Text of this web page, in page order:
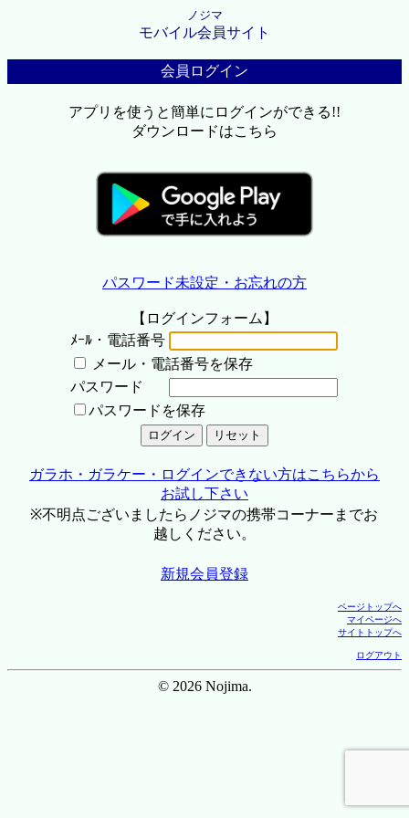
ノジマ
モバイル会員サイト
会員ログイン
アプリを使うと簡単にログインができる!!
ダウンロードはこちら
パスワード未設定・お忘れの方
【ログインフォーム】
ﾒｰﾙ・電話番号
メール・電話番号を保存
パスワード
パスワードを保存
ガラホ・ガラケー・ログインできない方はこちらから
お試し下さい
※不明点ございましたらノジマの携帯コーナーまでお
越しください。
新規会員登録
ページトップへ
マイページへ
サイトトップへ
ログアウト
© 2026 Nojima.